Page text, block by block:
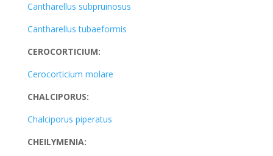
Cantharellus subpruinosus
Cantharellus tubaeformis
CEROCORTICIUM:
Cerocorticium molare
CHALCIPORUS:
Chalciporus piperatus
CHEILYMENIA: